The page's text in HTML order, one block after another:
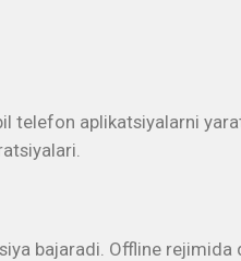
telefon aplikatsiyalarni
bajaradi. Offline